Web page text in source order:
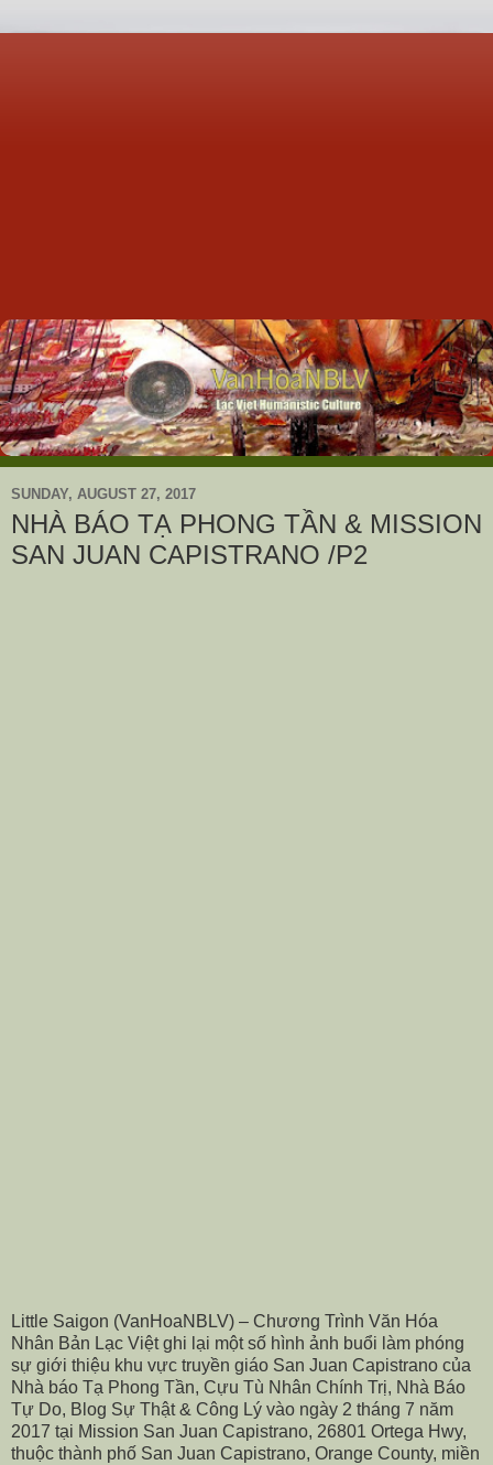
SUNDAY, AUGUST 27, 2017
NHÀ BÁO TẠ PHONG TẦN & MISSION
SAN JUAN CAPISTRANO /P2
Little Saigon (VanHoaNBLV) – Chương Trình Văn Hóa
Nhân Bản Lạc Việt ghi lại một số hình ảnh buổi làm phóng
sự giới thiệu khu vực truyền giáo San Juan Capistrano của
Nhà báo Tạ Phong Tần, Cựu Tù Nhân Chính Trị, Nhà Báo
Tự Do, Blog Sự Thật & Công Lý vào ngày 2 tháng 7 năm
2017 tại Mission San Juan Capistrano, 26801 Ortega Hwy,
thuộc thành phố San Juan Capistrano, Orange County, miền